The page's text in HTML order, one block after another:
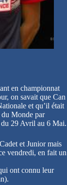
en championnat
on savait que Can
et qu’il était
du Monde par
du 29 Avril au 6 Mai.
et Junior mais
vendredi, en fait un
ont connu leur